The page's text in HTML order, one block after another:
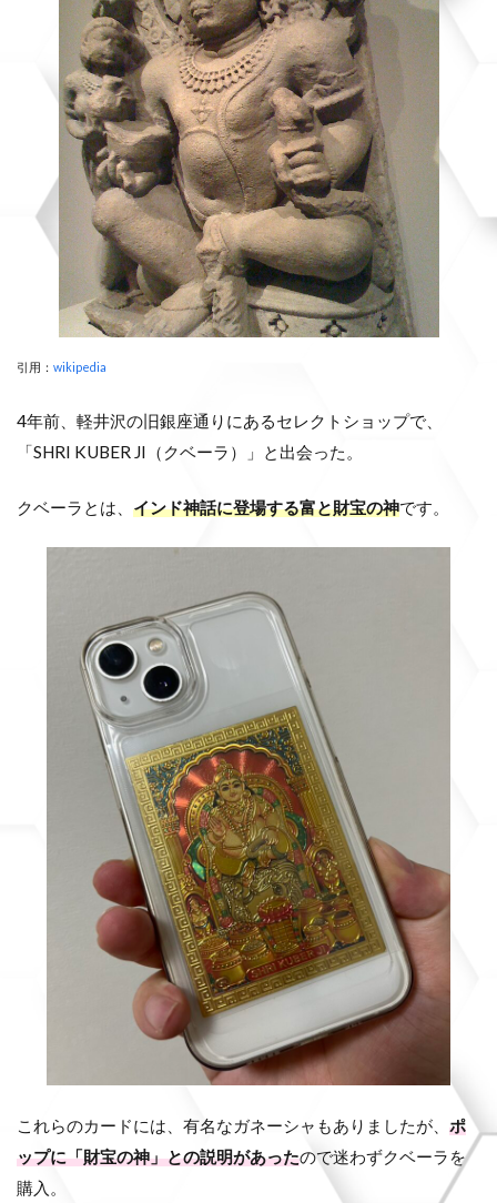
引用： wikipedia
4年前、軽井沢の旧銀座通りにあるセレクトショップで、
「SHRI KUBER JI（クベーラ）」と出会った。
クベーラとは、 インド神話に登場する富と財宝の神です。
これらのカードには、有名なガネーシャもありましたが、 ポ
ップに「財宝の神」との説明があったので迷わずクベーラを
購入。